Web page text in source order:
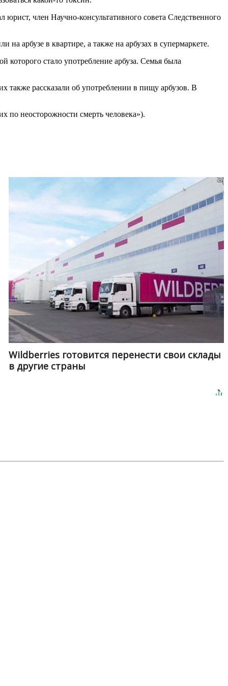
юрист, член Научно-консультативного совета Следственного
на арбузе в квартире, а также на арбузах в супермаркете.
стало употребление арбуза. Семья была
также рассказали об употреблении в пищу арбузов. В
по неосторожности смерть человека»).
Wildberries готовится перенести свои склады
в другие страны